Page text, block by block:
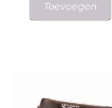
Toevoegen